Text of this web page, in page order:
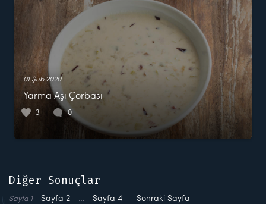
01 Şub 2020
Yarma Aşı Çorbası
3 0
Diğer Sonuçlar
Sayfa 1 Sayfa 2 … Sayfa 4 Sonraki Sayfa